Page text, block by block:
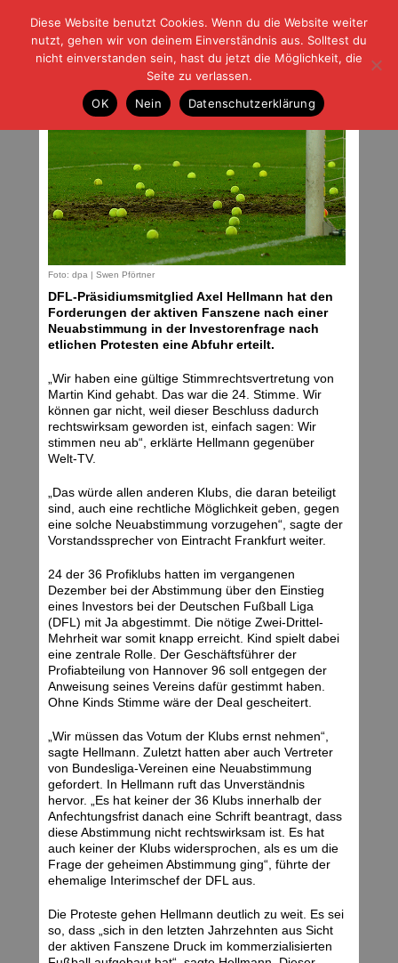
| | |BLOG-GFußball und der Rest
HOME|REGELN|IMPRESSUM |DATENSCHUTZ
Hellmann mit Abfuhr
Montag, 12.02.24 | 06:00 Uhr
Foto: dpa | Swen Pförtner
DFL-Präsidiumsmitglied Axel Hellmann hat den
Forderungen der aktiven Fanszene nach einer
Neuabstimmung in der Investorenfrage nach
etlichen Protesten eine Abfuhr erteilt.
„Wir haben eine gültige Stimmrechtsvertretung von
Martin Kind gehabt. Das war die 24. Stimme. Wir
können gar nicht, weil dieser Beschluss dadurch
rechtswirksam geworden ist, einfach sagen: Wir
stimmen neu ab“, erklärte Hellmann gegenüber
Welt-TV.
„Das würde allen anderen Klubs, die daran beteiligt
sind, auch eine rechtliche Möglichkeit geben, gegen
eine solche Neuabstimmung vorzugehen“, sagte der
Vorstandssprecher von Eintracht Frankfurt weiter.
24 der 36 Profiklubs hatten im vergangenen
Dezember bei der Abstimmung über den Einstieg
eines Investors bei der Deutschen Fußball Liga
(DFL) mit Ja abgestimmt. Die nötige Zwei-Drittel-
Mehrheit war somit knapp erreicht. Kind spielt dabei
eine zentrale Rolle. Der Geschäftsführer der
Profiabteilung von Hannover 96 soll entgegen der
Anweisung seines Vereins dafür gestimmt haben.
Ohne Kinds Stimme wäre der Deal gescheitert.
„Wir müssen das Votum der Klubs ernst nehmen“,
sagte Hellmann. Zuletzt hatten aber auch Vertreter
von Bundesliga-Vereinen eine Neuabstimmung
gefordert. In Hellmann ruft das Unverständnis
hervor. „Es hat keiner der 36 Klubs innerhalb der
Anfechtungsfrist danach eine Schrift beantragt, dass
diese Abstimmung nicht rechtswirksam ist. Es hat
auch keiner der Klubs widersprochen, als es um die
Frage der geheimen Abstimmung ging“, führte der
ehemalige Interimschef der DFL aus.
Die Proteste gehen Hellmann deutlich zu weit. Es sei
so, dass „sich in den letzten Jahrzehnten aus Sicht
der aktiven Fanszene Druck im kommerzialisierten
Diese Website benutzt Cookies. Wenn du die Website weiter
nutzt, gehen wir von deinem Einverständnis aus. Solltest du
nicht einverstanden sein, hast du jetzt die Möglichkeit, die
Seite zu verlassen.
OK
Nein Datenschutzerklärung